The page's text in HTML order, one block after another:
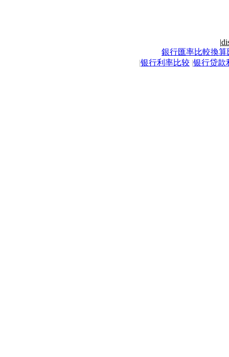
|
銀行匯率比較換算
|银行利率比较 |银行贷款